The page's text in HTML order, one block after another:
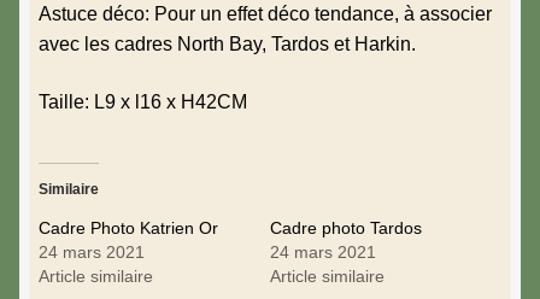
Astuce déco: Pour un effet déco tendance, à associer
avec les cadres North Bay, Tardos et Harkin.
Taille: L9 x l16 x H42CM
Similaire
Cadre Photo Katrien Or
24 mars 2021
Article similaire
Cadre photo Tardos
24 mars 2021
Article similaire